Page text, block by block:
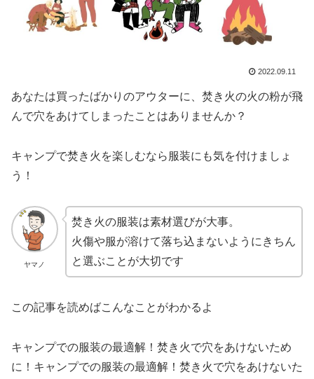
2022.09.11
あなたは買ったばかりのアウターに、焚き火の火の粉が飛
んで穴をあけてしまったことはありませんか？
キャンプで焚き火を楽しむなら服装にも気を付けましょ
う！
ヤマノ
焚き火の服装は素材選びが大事。
火傷や服が溶けて落ち込まないようにきちん
と選ぶことが大切です
この記事を読めばこんなことがわかるよ
キャンプでの服装の最適解！焚き火で穴をあけないため
に！キャンプでの服装の最適解！焚き火で穴をあけないた